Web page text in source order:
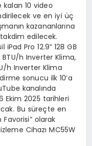
10 video
ve en iyi üç
kazananlarına
edilecek.
iPad Pro 12.9” 128 GB
BTU/h Inverter Klima,
h Inverter Klima
sonucu ilk 10’a
kanalında
Ekim 2025 tarihleri
Bu süreçte en
olarak
Cihazı MC55W